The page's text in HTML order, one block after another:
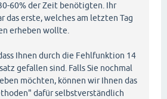
60% der Zeit benötigten. Ihr
das erste, welches am letzten Tag
erheben wollte.
Ihnen durch die Fehlfunktion 14
gefallen sind. Falls Sie nochmal
möchten, können wir Ihnen das
dafür selbstverständlich